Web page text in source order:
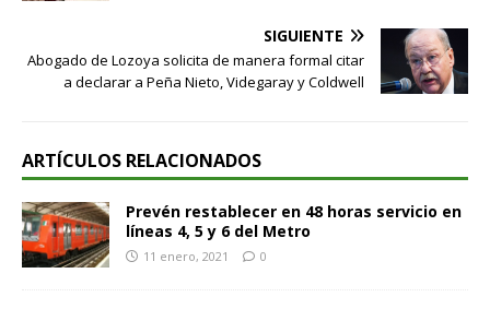
SIGUIENTE
Abogado de Lozoya solicita de manera formal citar
a declarar a Peña Nieto, Videgaray y Coldwell
ARTÍCULOS RELACIONADOS
Prevén restablecer en 48 horas servicio en
líneas 4, 5 y 6 del Metro
11 enero, 2021 0